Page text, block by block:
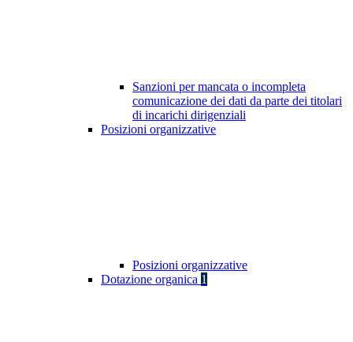
Sanzioni per mancata o incompleta
comunicazione dei dati da parte dei titolari
di incarichi dirigenziali
Posizioni organizzative
Posizioni organizzative
Dotazione organica 1